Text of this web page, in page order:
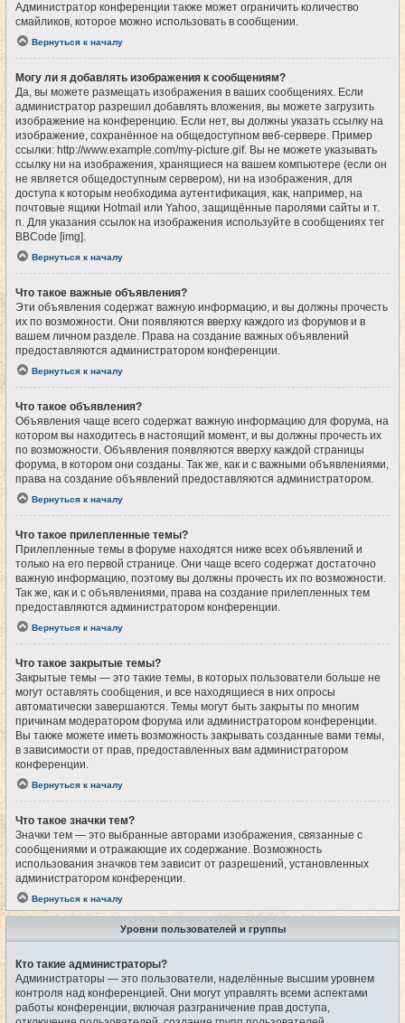
Администратор конференции также может ограничить количество
смайликов, которое можно использовать в сообщении.
Вернуться к началу
Могу ли я добавлять изображения к сообщениям?
Да, вы можете размещать изображения в ваших сообщениях. Если
администратор разрешил добавлять вложения, вы можете загрузить
изображение на конференцию. Если нет, вы должны указать ссылку на
изображение, сохранённое на общедоступном веб-сервере. Пример
ссылки: http://www.example.com/my-picture.gif. Вы не можете указывать
ссылку ни на изображения, хранящиеся на вашем компьютере (если он
не является общедоступным сервером), ни на изображения, для
доступа к которым необходима аутентификация, как, например, на
почтовые ящики Hotmail или Yahoo, защищённые паролями сайты и т.
п. Для указания ссылок на изображения используйте в сообщениях тег
BBCode [img].
Вернуться к началу
Что такое важные объявления?
Эти объявления содержат важную информацию, и вы должны прочесть
их по возможности. Они появляются вверху каждого из форумов и в
вашем личном разделе. Права на создание важных объявлений
предоставляются администратором конференции.
Вернуться к началу
Что такое объявления?
Объявления чаще всего содержат важную информацию для форума, на
котором вы находитесь в настоящий момент, и вы должны прочесть их
по возможности. Объявления появляются вверху каждой страницы
форума, в котором они созданы. Так же, как и с важными объявлениями,
права на создание объявлений предоставляются администратором.
Вернуться к началу
Что такое прилепленные темы?
Прилепленные темы в форуме находятся ниже всех объявлений и
только на его первой странице. Они чаще всего содержат достаточно
важную информацию, поэтому вы должны прочесть их по возможности.
Так же, как и с объявлениями, права на создание прилепленных тем
предоставляются администратором конференции.
Вернуться к началу
Что такое закрытые темы?
Закрытые темы — это такие темы, в которых пользователи больше не
могут оставлять сообщения, и все находящиеся в них опросы
автоматически завершаются. Темы могут быть закрыты по многим
причинам модератором форума или администратором конференции.
Вы также можете иметь возможность закрывать созданные вами темы,
в зависимости от прав, предоставленных вам администратором
конференции.
Вернуться к началу
Что такое значки тем?
Значки тем — это выбранные авторами изображения, связанные с
сообщениями и отражающие их содержание. Возможность
использования значков тем зависит от разрешений, установленных
администратором конференции.
Вернуться к началу
Уровни пользователей и группы
Кто такие администраторы?
Администраторы — это пользователи, наделённые высшим уровнем
контроля над конференцией. Они могут управлять всеми аспектами
работы конференции, включая разграничение прав доступа,